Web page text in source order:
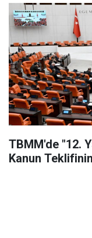
TBMM'de "12.
Kanun